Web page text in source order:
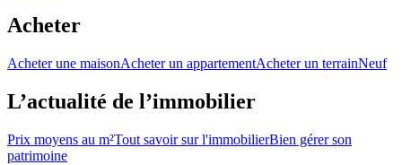
Acheter
Acheter une maisonAcheter un appartementAcheter un terrainNeuf
L’actualité de l’immobilier
Prix moyens au m²Tout savoir sur l'immobilierBien gérer son
patrimoine